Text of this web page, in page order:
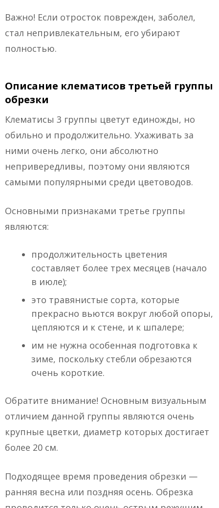
Важно! Если отросток поврежден, заболел,
стал непривлекательным, его убирают
полностью.
Описание клематисов третьей группы
обрезки
Клематисы 3 группы цветут единожды, но
обильно и продолжительно. Ухаживать за
ними очень легко, они абсолютно
непривередливы, поэтому они являются
самыми популярными среди цветоводов.
Основными признаками третье группы
являются:
продолжительность цветения
составляет более трех месяцев (начало
в июле);
это травянистые сорта, которые
прекрасно вьются вокруг любой опоры,
цепляются и к стене, и к шпалере;
им не нужна особенная подготовка к
зиме, поскольку стебли обрезаются
очень короткие.
Обратите внимание! Основным визуальным
отличием данной группы являются очень
крупные цветки, диаметр которых достигает
более 20 см.
Подходящее время проведения обрезки —
ранняя весна или поздняя осень. Обрезка